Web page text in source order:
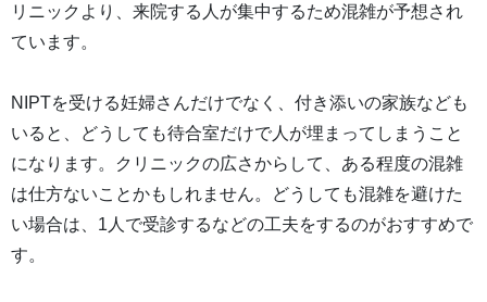
リニックより、来院する人が集中するため混雑が予想され
ています。
NIPTを受ける妊婦さんだけでなく、付き添いの家族なども
いると、どうしても待合室だけで人が埋まってしまうこと
になります。クリニックの広さからして、ある程度の混雑
は仕方ないことかもしれません。どうしても混雑を避けた
い場合は、1人で受診するなどの工夫をするのがおすすめで
す。